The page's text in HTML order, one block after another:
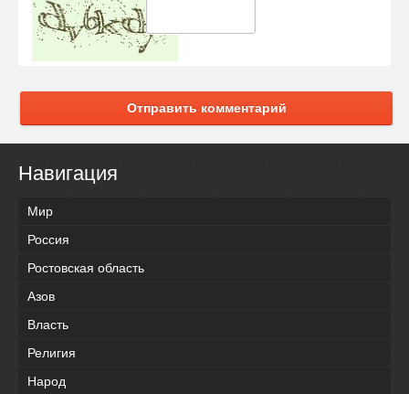
Отправить комментарий
Навигация
Мир
Россия
Ростовская область
Азов
Власть
Религия
Народ